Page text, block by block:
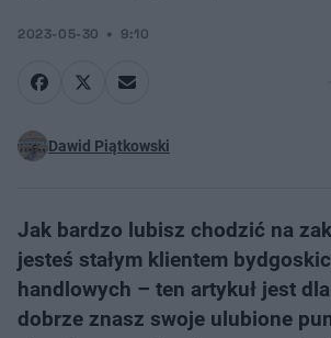
2023-05-30 9:10
Dawid Piątkowski
Jak bardzo lubisz chodzić na
jesteś stałym klientem
handlowych – ten artykuł jest
dobrze znasz swoje ulubione